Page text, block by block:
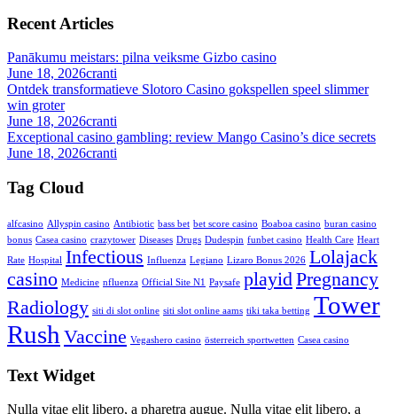
Recent Articles
Panākumu meistars: pilna veiksme Gizbo casino
June 18, 2026cranti
Ontdek transformatieve Slotoro Casino gokspellen speel slimmer
win groter
June 18, 2026cranti
Exceptional casino gambling: review Mango Casino’s dice secrets
June 18, 2026cranti
Tag Cloud
alfcasino Allyspin casino Antibiotic bass bet bet score casino Boaboa casino buran casino
bonus Casea casino crazytower Diseases Drugs Dudespin funbet casino Health Care Heart
Rate Hospital Infectious Influenza Legiano Lizaro Bonus 2026 Lolajack
casino Medicine nfluenza Official Site N1 Paysafe playidPregnancy
Radiology siti di slot online siti slot online aams tiki taka betting Tower
Rush Vaccine Vegashero casino österreich sportwetten Сasea casino
Text Widget
Nulla vitae elit libero, a pharetra augue. Nulla vitae elit libero, a